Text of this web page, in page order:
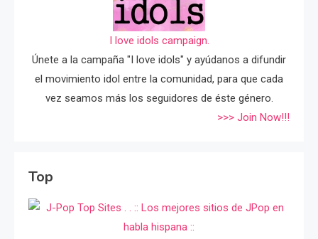
I love idols campaign.
Únete a la campaña "I love idols" y ayúdanos a difundir
el movimiento idol entre la comunidad, para que cada
vez seamos más los seguidores de éste género.
>>> Join Now!!!
Top